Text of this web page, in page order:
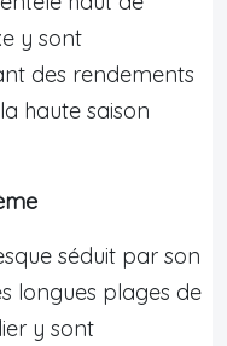
y sont
des rendements
haute saison
séduit par son
longues plages de
y sont